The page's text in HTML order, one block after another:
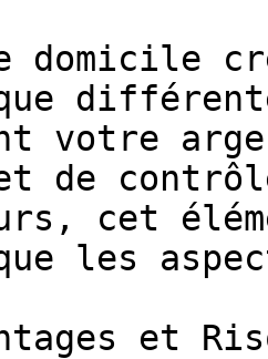
domicile
votre
de
cet
les
et